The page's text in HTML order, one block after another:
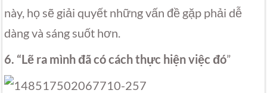
này, họ sẽ giải quyết những vấn đề gặp phải dễ
dàng và sáng suốt hơn.
6. “Lẽ ra mình đã có cách thực hiện việc đó”